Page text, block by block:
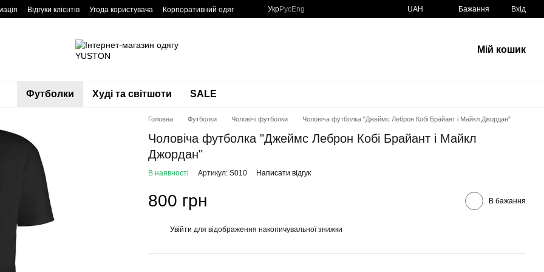
Відгуки клієнтів Угода користувача Корпоративний одяг УкрРусEng UAH Бажання Вхід
Мій кошик
Футболки Худі та світшоти SALE
Головна Футболки Чоловічі футболки Чоловіча футболка "Джеймс Леброн Кобі Брайант і Майкл Джордан"
Чоловіча футболка "Джеймс Леброн Кобі Брайант і Майкл
Джордан"
В наявності Артикул: S010 Написати відгук
800 грн В бажання
Увійти для відображення накопичувальної знижки